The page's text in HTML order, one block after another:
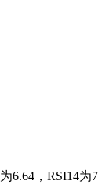
6.64，RSI14为